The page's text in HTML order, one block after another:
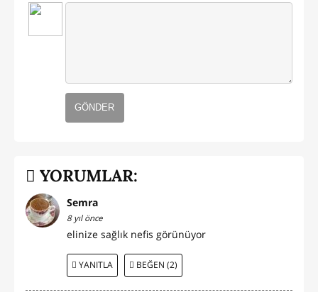
GÖNDER
YORUMLAR:
Semra
8 yıl önce
elinize sağlık nefis görünüyor
YANITLA BEĞEN (2)